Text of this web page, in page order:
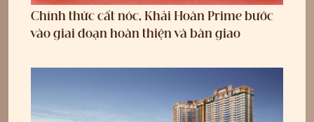
Chính thức cất nóc, Khải Hoàn Prime bước
vào giai đoạn hoàn thiện và bàn giao